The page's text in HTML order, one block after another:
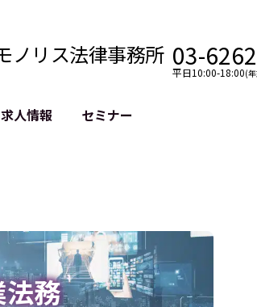
ノリス法律事務所 03-
平日10:00-18:00(
GDPR対応支援
リスティン
過去の芸能
求人情報 セミナー
務